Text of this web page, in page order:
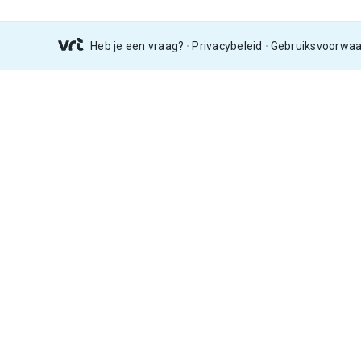
Heb je een vraag? Privacybeleid